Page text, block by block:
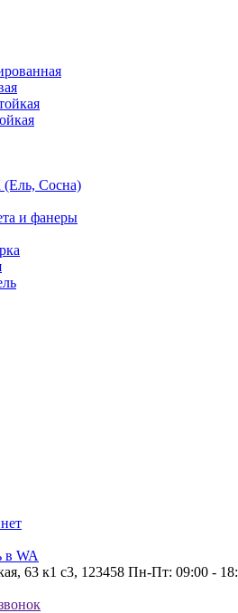
Сосна)
и фанеры
в WA
63 к1 с3, 123458 Пн-Пт: 09:00 -